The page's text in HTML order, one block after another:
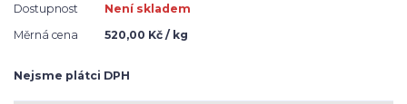
Dostupnost
Není skladem
Měrná cena
520,00 Kč / kg
Nejsme plátci DPH